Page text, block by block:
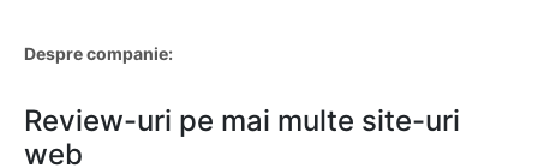
Despre companie:
Review-uri pe mai multe site-uri
web